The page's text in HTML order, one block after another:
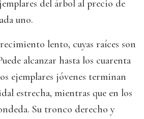
del árbol al precio de
uno.
lento, cuyas raíces son
alcanzar hasta los cuarenta
ejemplares jóvenes terminan
estrecha, mientras que en los
Su tronco derecho y